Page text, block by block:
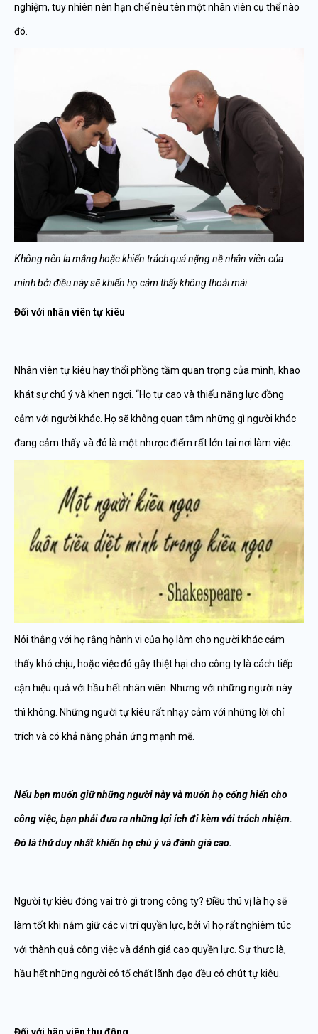
nghiệm, tuy nhiên nên hạn chế nêu tên một nhân viên cụ thể nào
đó.
Không nên la mắng hoặc khiển trách quá nặng nề nhân viên của
mình bởi điều này sẽ khiến họ cảm thấy không thoải mái
Đối với nhân viên tự kiêu
Nhân viên tự kiêu hay thổi phồng tầm quan trọng của mình, khao
khát sự chú ý và khen ngợi. “Họ tự cao và thiếu năng lực đồng
cảm với người khác. Họ sẽ không quan tâm những gì người khác
đang cảm thấy và đó là một nhược điểm rất lớn tại nơi làm việc.
Nói thẳng với họ rằng hành vi của họ làm cho người khác cảm
thấy khó chịu, hoặc việc đó gây thiệt hại cho công ty là cách tiếp
cận hiệu quả với hầu hết nhân viên. Nhưng với những người này
thì không. Những người tự kiêu rất nhạy cảm với những lời chỉ
trích và có khả năng phản ứng mạnh mẽ.
Nếu bạn muốn giữ những người này và muốn họ cống hiến cho
công việc, bạn phải đưa ra những lợi ích đi kèm với trách nhiệm.
Đó là thứ duy nhất khiến họ chú ý và đánh giá cao.
Người tự kiêu đóng vai trò gì trong công ty? Điều thú vị là họ sẽ
làm tốt khi nắm giữ các vị trí quyền lực, bởi vì họ rất nghiêm túc
với thành quả công việc và đánh giá cao quyền lực. Sự thực là,
hầu hết những người có tố chất lãnh đạo đều có chút tự kiêu.
Đối với hân viên thụ động